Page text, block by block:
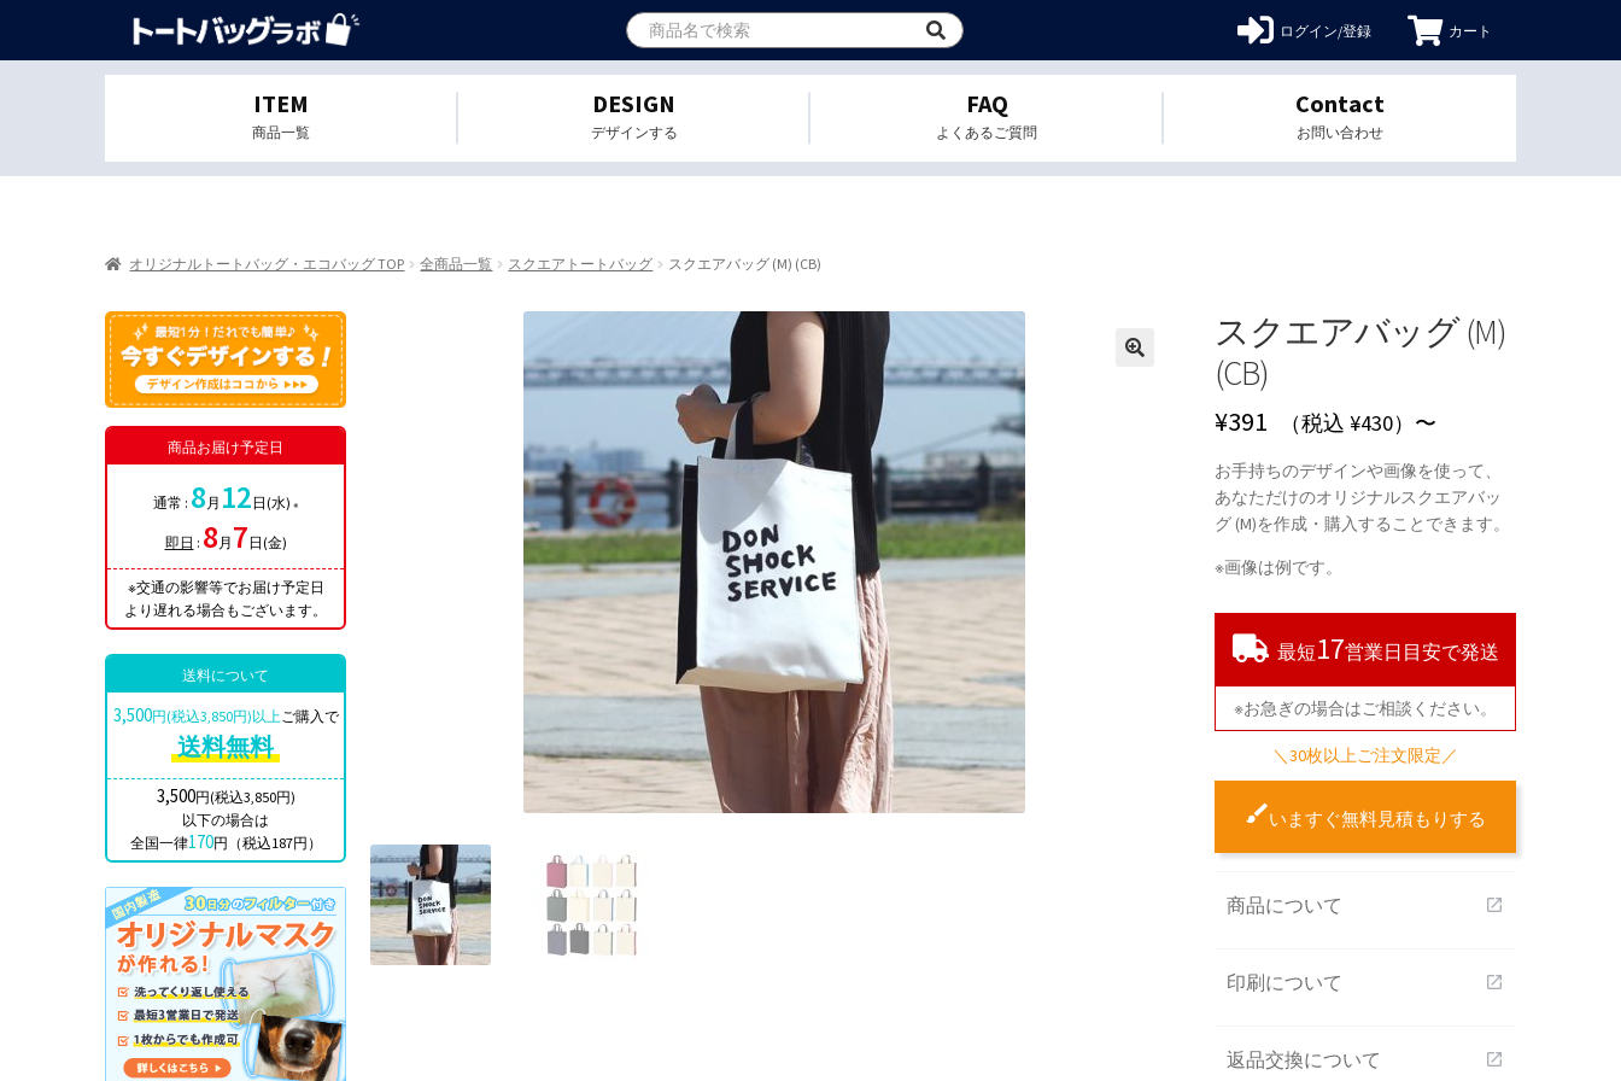
ログイン/登録 カート
ITEM
商品一覧
DESIGN
デザインする
FAQ
よくあるご質問
Contact
お問い合わせ
オリジナルトートバッグ・エコバッグ TOP 全商品一覧 スクエアトートバッグ スクエアバッグ (M) (CB)
スクエアバッグ (M)
(CB)
¥391 （税込 ¥430）〜
お手持ちのデザインや画像を使って、
あなただけのオリジナルスクエアバッ
グ (M)を作成・購入することできます。
※画像は例です。
最短17営業日目安で発送
※お急ぎの場合はご相談ください。
＼30枚以上ご注文限定／
いますぐ無料見積もりする
商品について open_in_new
印刷について open_in_new
返品交換について open_in_new
商品お届け予定日
通常 : 8 月 12 日(水) ※
即日 : 8 月 7 日(金)
※交通の影響等でお届け予定日
より遅れる場合もございます。
送料について
3,500円(税込3,850円)以上ご購入で
送料無料
3,500円(税込3,850円)
以下の場合は
全国一律170円（税込187円）